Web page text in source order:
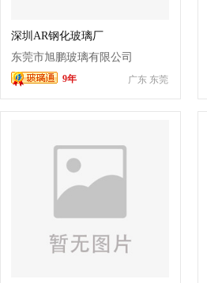
深圳AR钢化玻璃厂
东莞市旭鹏玻璃有限公司
广东 东莞
9年